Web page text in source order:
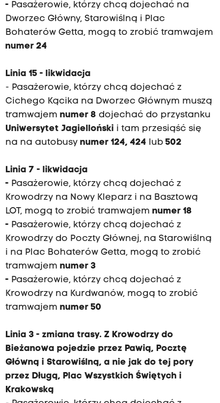
- Pasażerowie, którzy chcą dojechać na
Dworzec Główny, Starowiślną i Plac
Bohaterów Getta, mogą to zrobić tramwajem
numer 24
Linia 15 - likwidacja
- Pasażerowie, którzy chcą dojechać z
Cichego Kącika na Dworzec Głównym muszą
tramwajem numer 8 dojechać do przystanku
Uniwersytet Jagielloński i tam przesiąść się
na na autobusy numer 124, 424 lub 502
Linia 7 - likwidacja
- Pasażerowie, którzy chcą dojechać z
Krowodrzy na Nowy Kleparz i na Basztową
LOT, mogą to zrobić tramwajem numer 18
- Pasażerowie, którzy chcą dojechać z
Krowodrzy do Poczty Głównej, na Starowiślną
i na Plac Bohaterów Getta, mogą to zrobić
tramwajem numer 3
- Pasażerowie, którzy chcą dojechać z
Krowodrzy na Kurdwanów, mogą to zrobić
tramwajem numer 50
Linia 3 - zmiana trasy. Z Krowodrzy do
Bieżanowa pojedzie przez Pawią, Pocztę
Główną i Starowiślną, a nie jak do tej pory
przez Długą, Plac Wszystkich Świętych i
Krakowską